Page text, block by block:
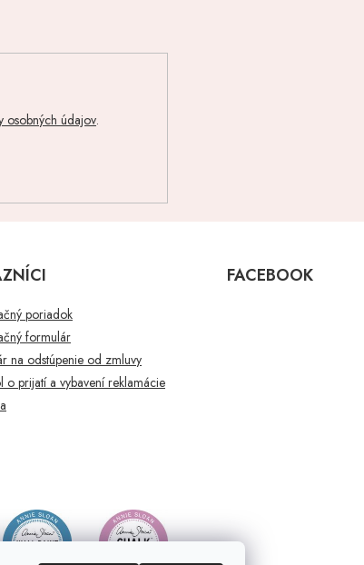
osobných údajov.
poriadok
formulár
na odstúpenie od zmluvy
o prijatí a vybavení reklamácie
FACEBOOK